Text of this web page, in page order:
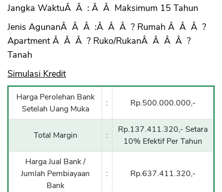
Jangka WaktuÂ Â : Â Â Maksimum 15 Tahun
Jenis AgunanÂ Â Â :Â Â Â ? Rumah Â Â Â ?
Apartment Â Â Â ? Ruko/RukanÂ Â Â Â ?
Tanah
Simulasi Kredit
Harga Perolehan Bank
Setelah Uang Muka
: Rp.500.000.000,-
Total Margin :
Rp.137.411.320,- Setara
10% Efektif Per Tahun
Harga Jual Bank /
Jumlah Pembiayaan
Bank
: Rp.637.411.320,-